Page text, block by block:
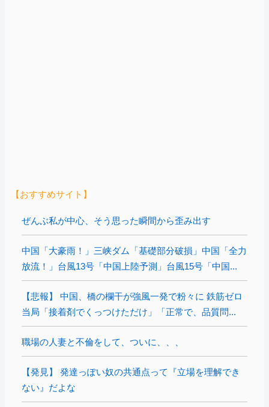
【おすすめサイト】
ぜんぶ私が中心、そう思った瞬間から歪み出す
中国「大豪雨！」三峡ダム「基礎部分破損」中国「全力
放流！」台風13号「中国上陸予測」台風15号「中国...
【悲報】 中国、橋の欄干が強風一発で粉々に 鉄筋ゼロ
当局「接着剤でくっつけただけ」「正常で、品質問...
職場の人妻と不倫をして、ついに、、、
【発見】 発達っぽい奴の共通点って『立場を理解でき
ない』だよな